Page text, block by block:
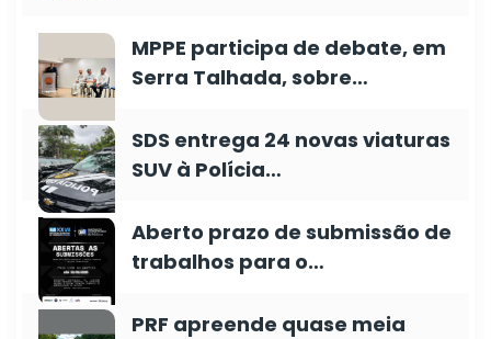
MPPE participa de debate, em
Serra Talhada, sobre…
SDS entrega 24 novas viaturas
SUV à Polícia…
Aberto prazo de submissão de
trabalhos para o…
PRF apreende quase meia